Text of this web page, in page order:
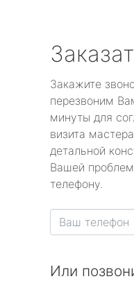
Закажите
перезвоним
минуты для
визита
детальной
Вашей
телефону.
Или